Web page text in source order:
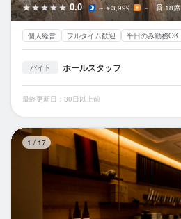
0.0 ～￥3,999 － 18席
個人経営 フルタイム歓迎 平日のみ勤務OK
バイト ホールスタッフ
最終更新日：30日以上前
1 / 17